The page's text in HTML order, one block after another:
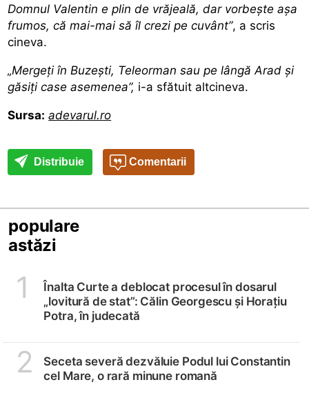
Domnul Valentin e plin de vrăjeală, dar vorbește așa
frumos, că mai-mai să îl crezi pe cuvânt”, a scris
cineva.
„Mergeți în Buzești, Teleorman sau pe lângă Arad și
găsiți case asemenea”, i-a sfătuit altcineva.
Sursa: adevarul.ro
Distribuie Comentarii
populare
astăzi
1
Înalta Curte a deblocat procesul în dosarul
„lovitură de stat”: Călin Georgescu și Horațiu
Potra, în judecată
2
Seceta severă dezvăluie Podul lui Constantin
cel Mare, o rară minune romană